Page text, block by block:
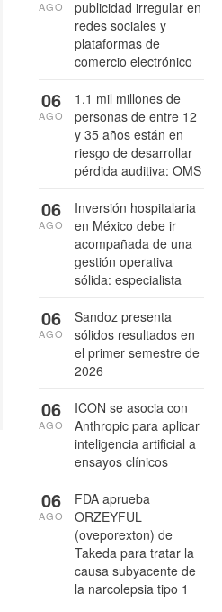
publicidad irregular en
redes sociales y
plataformas de
comercio electrónico
AGO
1.1 mil millones de
personas de entre 12
y 35 años están en
riesgo de desarrollar
pérdida auditiva: OMS
06
AGO
Inversión hospitalaria
en México debe ir
acompañada de una
gestión operativa
sólida: especialista
06
AGO
Sandoz presenta
sólidos resultados en
el primer semestre de
2026
06
AGO
ICON se asocia con
Anthropic para aplicar
inteligencia artificial a
ensayos clínicos
06
AGO
FDA aprueba
ORZEYFUL
(oveporexton) de
Takeda para tratar la
causa subyacente de
la narcolepsia tipo 1
06
AGO